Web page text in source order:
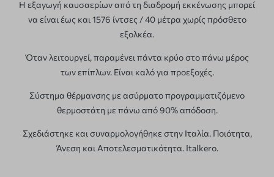
Η εξαγωγή καυσαερίων από τη διαδρομή εκκένωσης μπορεί
να είναι έως και 1576 ίντσες / 40 μέτρα χωρίς πρόσθετο
εξολκέα.
Όταν λειτουργεί, παραμένει πάντα κρύο στο πάνω μέρος
των επίπλων. Είναι καλό για προεξοχές.
Σύστημα θέρμανσης με ασύρματο προγραμματιζόμενο
θερμοστάτη με πάνω από 90% απόδοση.
Σχεδιάστηκε και συναρμολογήθηκε στην Ιταλία. Ποιότητα,
Άνεση και Αποτελεσματικότητα. Italkero.